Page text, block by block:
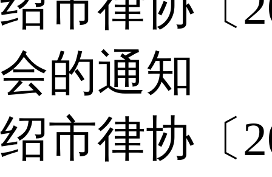
会的通知
绍市律协〔